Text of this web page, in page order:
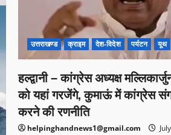
उत्तराखण्ड क्राइम देश-विदेश पर्यटन यूथ
हल्द्वानी – कांग्रेस अध्यक्ष
को यहां गरजेंगे, कुमाऊं में कांग्रेस
करने की रणनीति
helpinghandnews1@gmail.com